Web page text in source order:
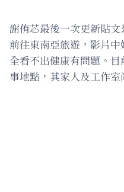
謝侑芯最後一次更新貼
前往東南亞旅遊，影片
全看不出健康有問題。
事地點，其家人及工作室